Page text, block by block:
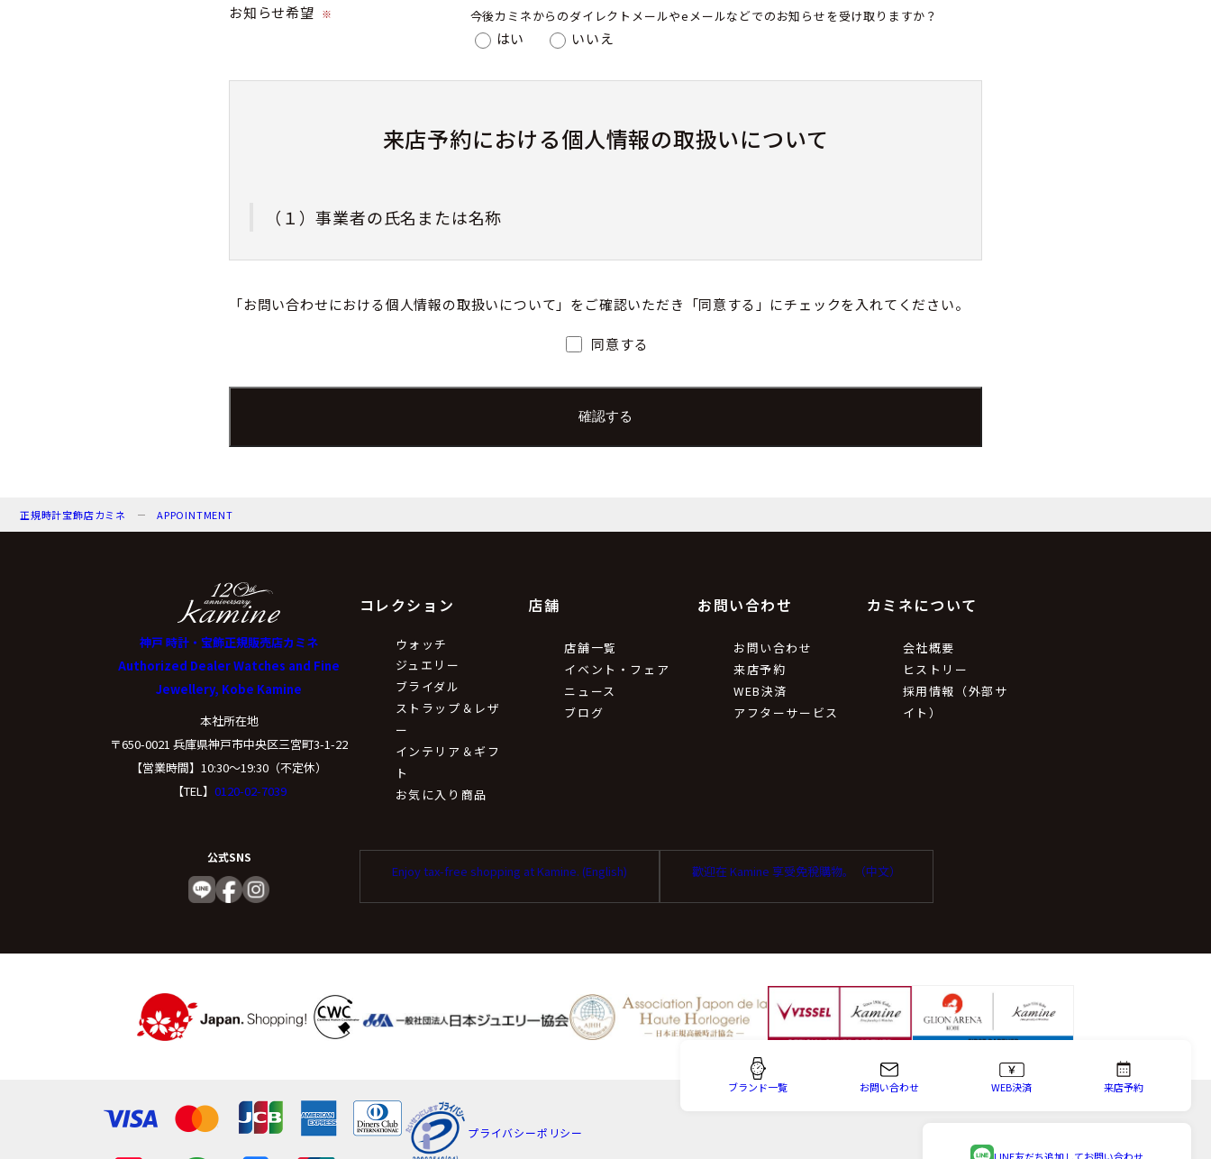
お知らせ希望 ※ 今後カミネからのダイレクトメールやeメールなどでのお知らせを受け取りますか？
はい いいえ
来店予約における個人情報の取扱いについて
（１）事業者の氏名または名称
（２）個人情報保護管理者（若しくはその代理人）の氏名又は職名、所属及び連絡先
個人情報保護管理者：上根 彩
弊社からのお知らせ等の情報をお送りするため。
（４）個人情報の第三者提供について
取得した個人情報は法令等による場合を除いて第三者に提供することはありません。
（５）個人情報の取扱いの委託について
託を行います。
容に回答できない可能性があります。
ご本人からの求めにより、当社が保有する保有個人データに関する開示、利用目的の通知、内容の訂正・追加ま
たは削除、利用停止、消去、第三者提供の停止および第三者提供記録の開示(以下、開示等という)に応じます。
「お問い合わせにおける個人情報の取扱いについて」をご確認いただき「同意する」にチェックを入れてください。
同意する
正規時計宝飾店カミネ APPOINTMENT
コレクション
ウォッチ
ジュエリー
ブライダル
ストラップ＆レザ
ー
インテリア＆ギフ
ト
お気に入り商品
店舗
店舗一覧
イベント・フェア
ニュース
ブログ
お問い合わせ
お問い合わせ
来店予約
WEB決済
アフターサービス
カミネについて
会社概要
ヒストリー
採用情報（外部サ
イト）
公式SNS
Enjoy tax-free shopping at Kamine. (English) 歡迎在 Kamine 享受免稅購物。（中文）
神戸 時計・宝飾正規販売店カミネ
Authorized Dealer Watches and Fine
Jewellery, Kobe Kamine
本社所在地
〒650-0021 兵庫県神戸市中央区三宮町3-1-22
【営業時間】10:30〜19:30（不定休）
【TEL】 0120-02-7039
プライバシーポリシー
ブランド一覧 お問い合わせ WEB決済 来店予約
LINE友だち追加してお問い合わせ